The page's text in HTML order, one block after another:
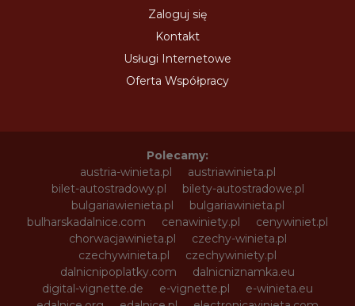
Zaloguj się
Kontakt
Usługi Internetowe
Oferta Współpracy
Polecamy:
austria-winieta.pl
austriawinieta.pl
bilet-autostradowy.pl
bilety-autostradowe.pl
bulgariawienieta.pl
bulgariawinieta.pl
bulharskadalnice.com
cenawiniety.pl
cenywiniet.pl
chorwacjawinieta.pl
czechy-winieta.pl
czechywinieta.pl
czechywiniety.pl
dalnicnipoplatky.com
dalnicniznamka.eu
digital-vignette.de
e-vignette.pl
e-winieta.eu